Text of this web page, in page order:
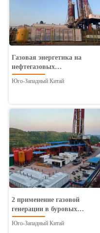
Газовая энергетика на
нефтегазовых
месторождениях Программа
"газ для нефти"
Юго-Западный Китай
2 применение газовой
генерации в буровых
установках нефтегазовых
месторождений "газ вместо
Юго-Западный Китай